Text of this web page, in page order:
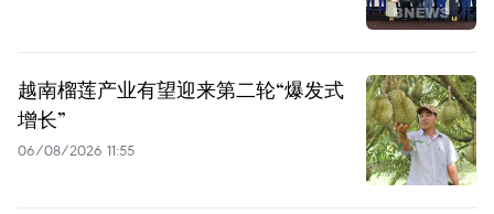
越南榴莲产业有望迎来第二轮“爆发式
增长”
06/08/2026 11:55